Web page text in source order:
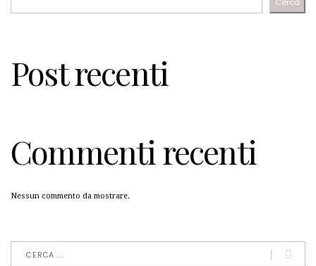
Post recenti
Commenti recenti
Nessun commento da mostrare.